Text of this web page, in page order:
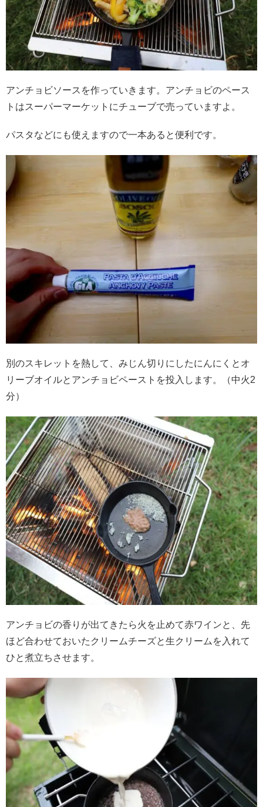
アンチョビソースを作っていきます。アンチョビのペース
トはスーパーマーケットにチューブで売っていますよ。
パスタなどにも使えますので一本あると便利です。
別のスキレットを熱して、みじん切りにしたにんにくとオ
リーブオイルとアンチョビペーストを投入します。（中火2
分）
アンチョビの香りが出てきたら火を止めて赤ワインと、先
ほど合わせておいたクリームチーズと生クリームを入れて
ひと煮立ちさせます。